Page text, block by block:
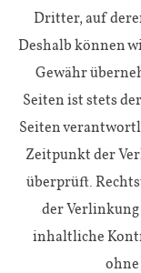
Dritter, auf
Deshalb können
Gewähr
Seiten ist stets
Seiten
Zeitpunkt der
überprüft.
der
inhaltliche